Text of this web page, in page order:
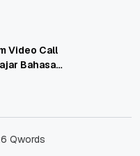
Video Call
Bahasa
Qwords